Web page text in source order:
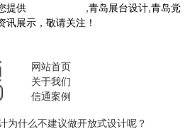
提供
,青岛展台设计,青岛党
讯展示，敬请关注！
网站首页
关于我们
信通案例
为什么不建议做开放式设计呢？